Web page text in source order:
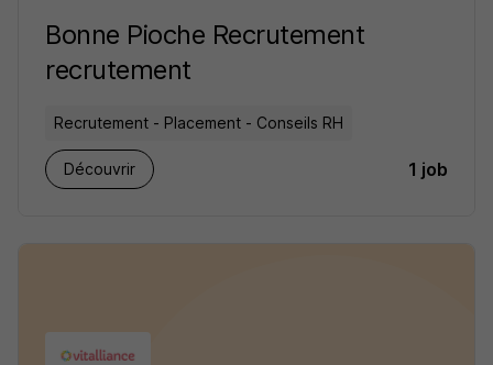
Bonne Pioche Recrutement
recrutement
Recrutement - Placement - Conseils RH
Découvrir 1 job